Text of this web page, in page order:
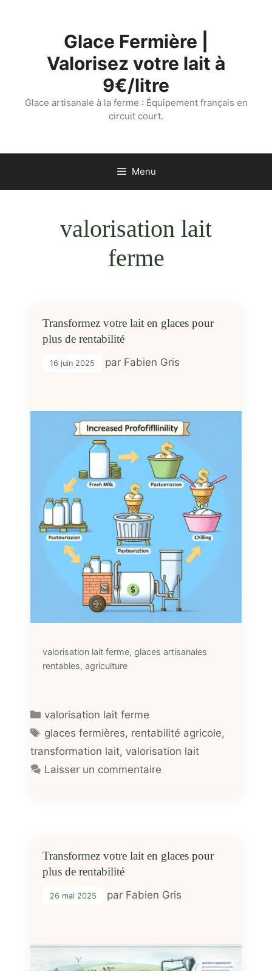
Glace Fermière |
Valorisez votre lait à
9€/litre
Glace artisanale à la ferme : Équipement français en
circuit court.
Menu
valorisation lait
ferme
Transformez votre lait en glaces pour
plus de rentabilité
16 juin 2025 par Fabien Gris
valorisation lait ferme, glaces artisanales
rentables, agriculture
Catégories
valorisation lait ferme
Étiquettes
glaces fermières, rentabilité agricole,
transformation lait, valorisation lait
Laisser un commentaire
Transformez votre lait en glaces pour
plus de rentabilité
26 mai 2025 par Fabien Gris